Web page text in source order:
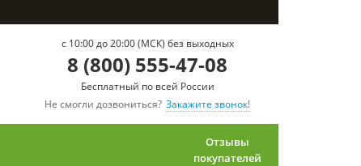
c 10:00 до 20:00 (МСК) без выходных
8 (800) 555-47-08
Бесплатный по всей России
Не смогли дозвониться? Закажите звонок!
Отзывы
покупателей